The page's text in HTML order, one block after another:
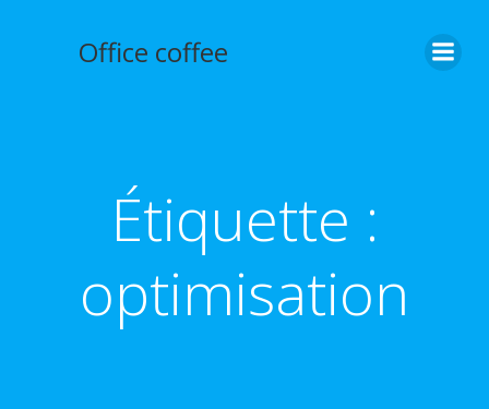
Office coffee
Étiquette :
optimisation